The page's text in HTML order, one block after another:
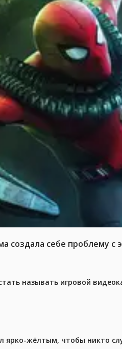
создала себе проблему с
называть игровой
жёлтым, чтобы никто